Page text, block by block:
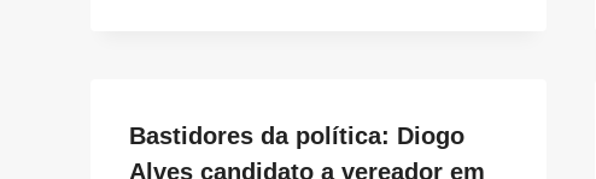
Bastidores da política: Diogo
Alves candidato a vereador em